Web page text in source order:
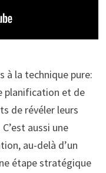
à la technique pure:
planification et de
de révéler leurs
aussi une
au-delà d’un
étape stratégique